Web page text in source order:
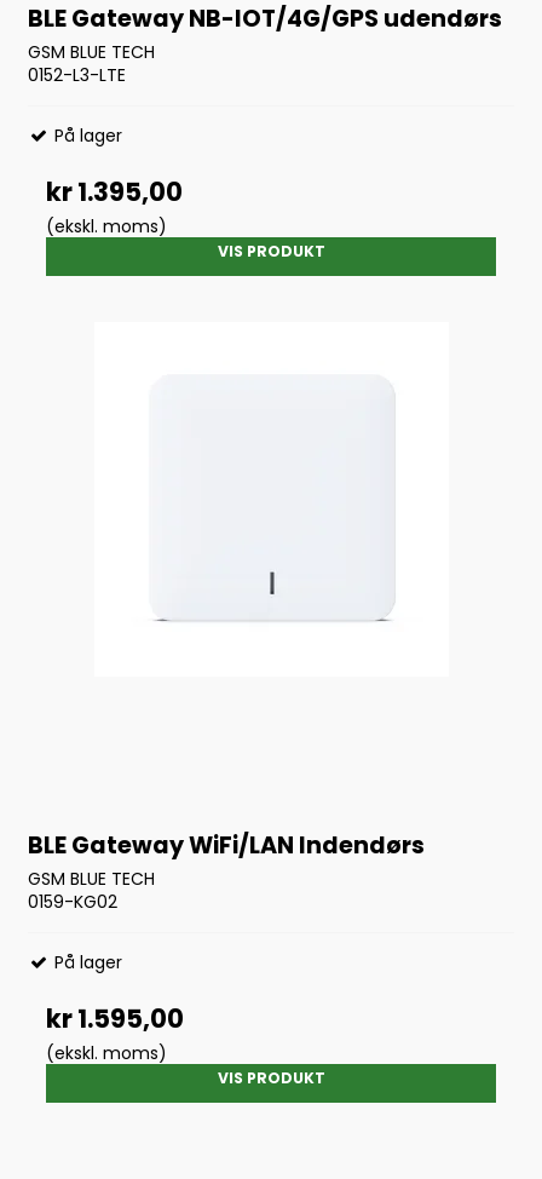
BLE Gateway NB-IOT/4G/GPS udendørs
GSM BLUE TECH
0152-L3-LTE
På lager
kr 1.395,00
(ekskl. moms)
VIS PRODUKT
BLE Gateway WiFi/LAN Indendørs
GSM BLUE TECH
0159-KG02
På lager
kr 1.595,00
(ekskl. moms)
VIS PRODUKT